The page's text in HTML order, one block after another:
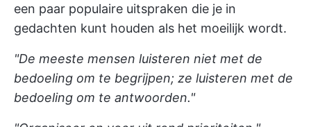
een paar populaire uitspraken die je in
gedachten kunt houden als het moeilijk wordt.
"De meeste mensen luisteren niet met de
bedoeling om te begrijpen; ze luisteren met de
bedoeling om te antwoorden."